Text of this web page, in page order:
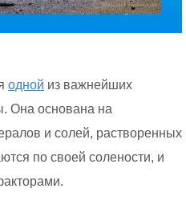
одной из важнейших
Она основана на
и солей, растворенных
по своей солености, и